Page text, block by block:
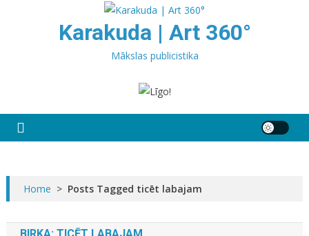
Karakuda | Art 360°
Mākslas publicistika
Home > Posts Tagged ticēt labajam
BIRKA: TICĒT LABAJAM